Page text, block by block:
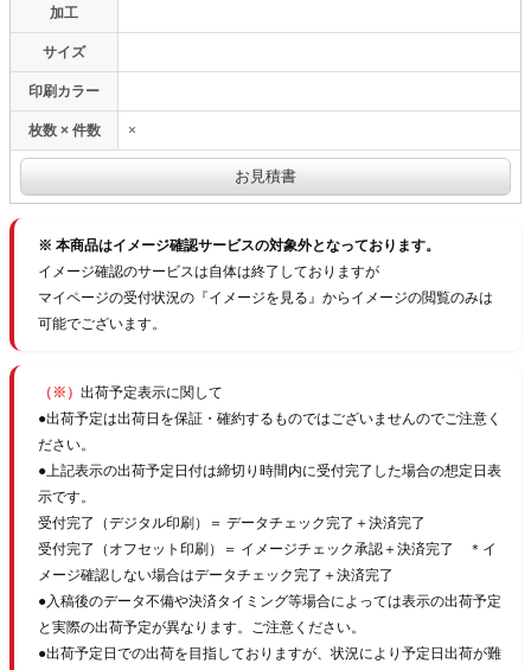
加工
サイズ
印刷カラー
枚数 × 件数 ×
※ 本商品はイメージ確認サービスの対象外となっております。
イメージ確認のサービスは自体は終了しておりますが
マイページの受付状況の『イメージを見る』からイメージの閲覧のみは
可能でございます。
（※） 出荷予定表示に関して
●出荷予定は出荷日を保証・確約するものではございませんのでご注意く
ださい。
●上記表示の出荷予定日付は締切り時間内に受付完了した場合の想定日表
示です。
受付完了（デジタル印刷）＝ データチェック完了＋決済完了
受付完了（オフセット印刷）＝ イメージチェック承認＋決済完了 ＊イ
メージ確認しない場合はデータチェック完了＋決済完了
●入稿後のデータ不備や決済タイミング等場合によっては表示の出荷予定
と実際の出荷予定が異なります。ご注意ください。
●出荷予定日での出荷を目指しておりますが、状況により予定日出荷が難